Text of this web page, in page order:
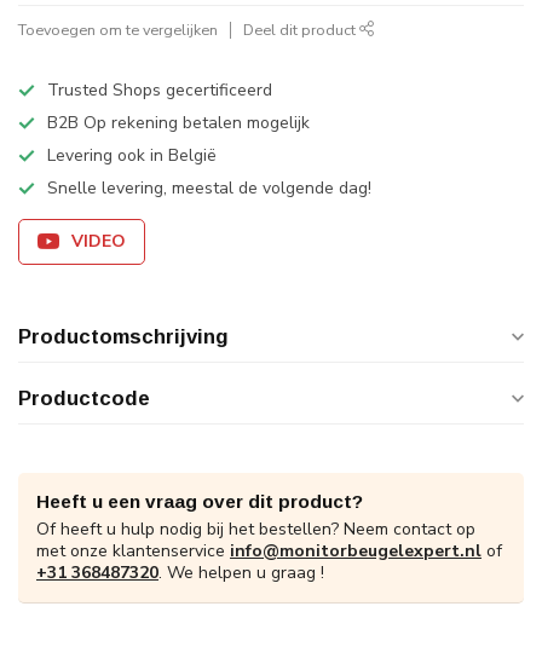
Toevoegen om te vergelijken Deel dit product
Trusted Shops gecertificeerd
B2B Op rekening betalen mogelijk
Levering ook in België
Snelle levering, meestal de volgende dag!
VIDEO
Productomschrijving
Productcode
Heeft u een vraag over dit product?
Of heeft u hulp nodig bij het bestellen? Neem contact op
met onze klantenservice info@monitorbeugelexpert.nl of
+31 368487320. We helpen u graag !